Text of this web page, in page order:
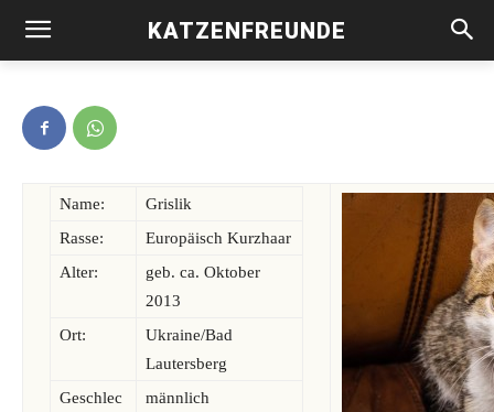
KATZENFREUNDE
Grislik -vermittelt-
Name:
Grislik
Rasse:
Europäisch Kurzhaar
Alter:
geb. ca. Oktober
2013
Ort:
Ukraine/Bad
Lautersberg
Geschlec
männlich